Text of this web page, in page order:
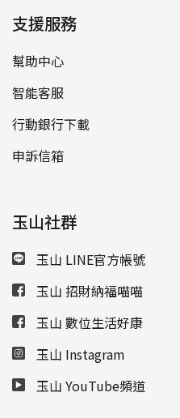
支援服務
幫助中心
智能客服
行動銀行下載
申訴信箱
玉山社群
玉山 LINE官方帳號
玉山 招財納福喵喵
玉山 數位生活好康
玉山 Instagram
玉山 YouTube頻道